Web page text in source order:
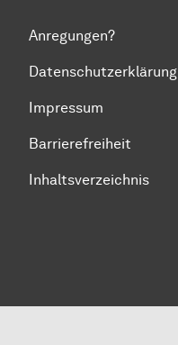
Anregungen?
Datenschutzerklärung
Impressum
Barrierefreiheit
Inhaltsverzeichnis